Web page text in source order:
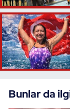
Bunlar da
Sualtı
Tekvando
Tenis
Triatlon